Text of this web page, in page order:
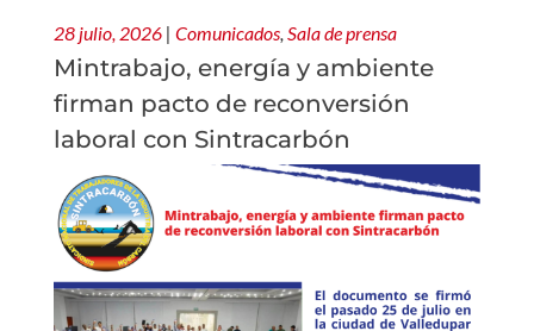
28 julio, 2026 | Comunicados Sala de prensa
Mintrabajo, energía y ambiente
firman pacto de reconversión
laboral con Sintracarbón